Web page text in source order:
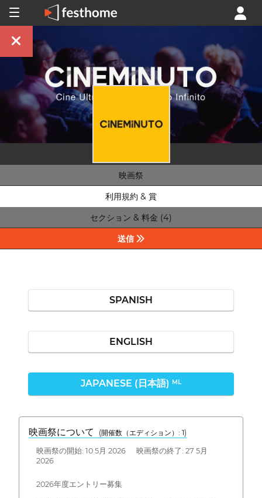
映画祭
利用規約 & 賞
セクション & 料金 (4)
送信
SPANISH
ENGLISH
JAPANESE (日本語) ML
映画祭について (開催数（エディション）: 1)
映画祭の開始: 10 5月 2026 映画祭の終了: 27 5月
2026
2026年度エントリー募集